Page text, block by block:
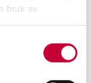
bruk av